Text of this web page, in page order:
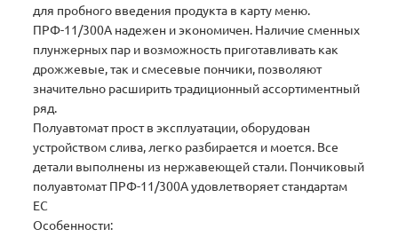
для пробного введения продукта в карту меню.
ПРФ-11/300А надежен и экономичен. Наличие сменных
плунжерных пар и возможность приготавливать как
дрожжевые, так и смесевые пончики, позволяют
значительно расширить традиционный ассортиментный
ряд.
Полуавтомат прост в эксплуатации, оборудован
устройством слива, легко разбирается и моется. Все
детали выполнены из нержавеющей стали. Пончиковый
полуавтомат ПРФ-11/300А удовлетворяет стандартам
ЕС
Особенности: